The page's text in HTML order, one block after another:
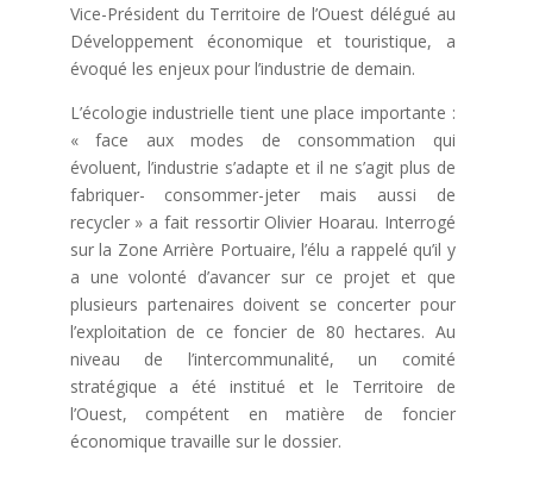
Vice-Président du Territoire de l’Ouest délégué au
Développement économique et touristique, a
évoqué les enjeux pour l’industrie de demain.
L’écologie industrielle tient une place importante :
« face aux modes de consommation qui
évoluent, l’industrie s’adapte et il ne s’agit plus de
fabriquer- consommer-jeter mais aussi de
recycler » a fait ressortir Olivier Hoarau. Interrogé
sur la Zone Arrière Portuaire, l’élu a rappelé qu’il y
a une volonté d’avancer sur ce projet et que
plusieurs partenaires doivent se concerter pour
l’exploitation de ce foncier de 80 hectares. Au
niveau de l’intercommunalité, un comité
stratégique a été institué et le Territoire de
l’Ouest, compétent en matière de foncier
économique travaille sur le dossier.